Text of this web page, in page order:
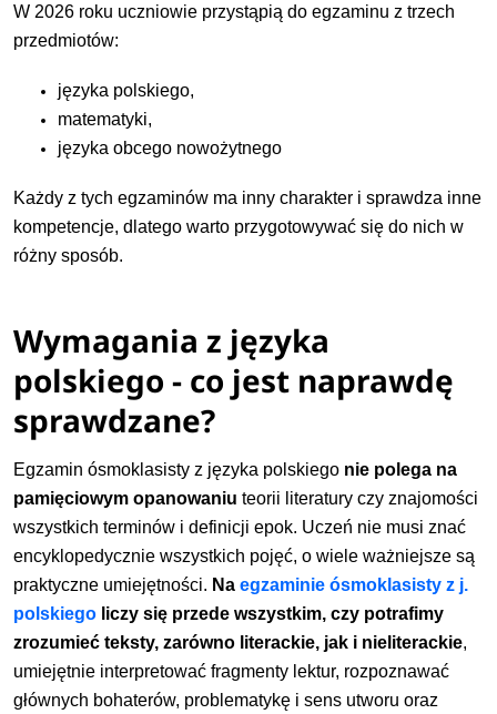
W 2026 roku uczniowie przystąpią do egzaminu z trzech
przedmiotów:
języka polskiego,
matematyki,
języka obcego nowożytnego
Każdy z tych egzaminów ma inny charakter i sprawdza inne
kompetencje, dlatego warto przygotowywać się do nich w
różny sposób.
Wymagania z języka
polskiego - co jest naprawdę
sprawdzane?
Egzamin ósmoklasisty z języka polskiego nie polega na
pamięciowym opanowaniu teorii literatury czy znajomości
wszystkich terminów i definicji epok. Uczeń nie musi znać
encyklopedycznie wszystkich pojęć, o wiele ważniejsze są
praktyczne umiejętności. Naegzaminie ósmoklasisty z j.
polskiego liczy się przede wszystkim, czy potrafimy
zrozumieć teksty, zarówno literackie, jak i nieliterackie,
umiejętnie interpretować fragmenty lektur, rozpoznawać
głównych bohaterów, problematykę i sens utworu oraz